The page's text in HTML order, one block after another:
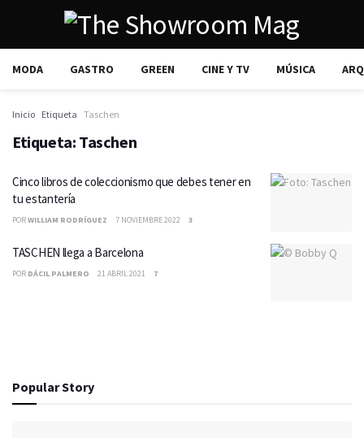
MODA GASTRO GREEN CINE Y TV MÚSICA
Inicio Etiqueta Taschen
Etiqueta: Taschen
Cinco libros de coleccionismo que debes tener en
tu estantería
PORWILLIAM RODRÍGUEZ 7 NOVIEMBRE 2022 3
TASCHEN llega a Barcelona
POR DÁCIL PALMERO 21 ABRIL 2021 7
Popular Story